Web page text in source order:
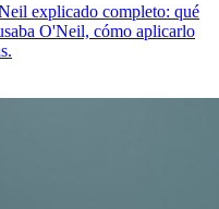
explicado completo: qué
O'Neil, cómo aplicarlo